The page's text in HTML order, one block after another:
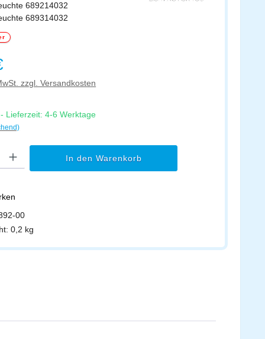
689214032
689314032
zzgl. Versandkosten
Lieferzeit: 4-6 Werktage
In den Warenkorb
00
0,2 kg